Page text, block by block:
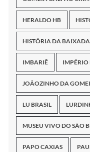
HERALDO HB
HISTÓRIA DA BAIXADA
IMBARIÊ
JOÃOZINHO DA
LU BRASIL
MUSEU VIVO DO SÃO
PAPO CAXIAS